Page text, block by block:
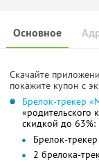
Основное
Скачайте
покажите купон с
Брелок-трекер
«родительского
скидкой до 63%:
Брелок-
2 брелока-